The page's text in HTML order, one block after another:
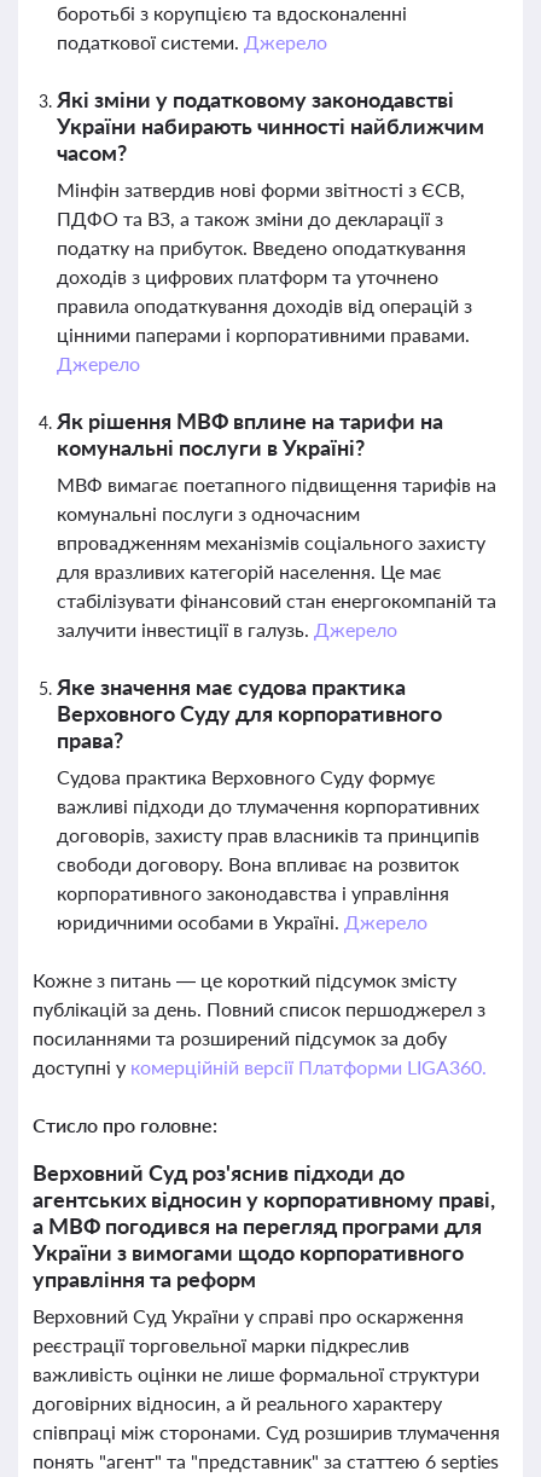
боротьбі з корупцією та вдосконаленні
податкової системи. Джерело
Які зміни у податковому законодавстві
України набирають чинності найближчим
часом?
Мінфін затвердив нові форми звітності з ЄСВ,
ПДФО та ВЗ, а також зміни до декларації з
податку на прибуток. Введено оподаткування
доходів з цифрових платформ та уточнено
правила оподаткування доходів від операцій з
цінними паперами і корпоративними правами.
Джерело
Як рішення МВФ вплине на тарифи на
комунальні послуги в Україні?
МВФ вимагає поетапного підвищення тарифів на
комунальні послуги з одночасним
впровадженням механізмів соціального захисту
для вразливих категорій населення. Це має
стабілізувати фінансовий стан енергокомпаній та
залучити інвестиції в галузь. Джерело
Яке значення має судова практика
Верховного Суду для корпоративного
права?
Судова практика Верховного Суду формує
важливі підходи до тлумачення корпоративних
договорів, захисту прав власників та принципів
свободи договору. Вона впливає на розвиток
корпоративного законодавства і управління
юридичними особами в Україні. Джерело
Кожне з питань — це короткий підсумок змісту
публікацій за день. Повний список першоджерел з
посиланнями та розширений підсумок за добу
доступні у комерційній версії Платформи LIGA360.
Стисло про головне:
Верховний Суд роз'яснив підходи до
агентських відносин у корпоративному праві,
а МВФ погодився на перегляд програми для
України з вимогами щодо корпоративного
управління та реформ
Верховний Суд України у справі про оскарження
реєстрації торговельної марки підкреслив
важливість оцінки не лише формальної структури
договірних відносин, а й реального характеру
співпраці між сторонами. Суд розширив тлумачення
понять "агент" та "представник" за статтею 6 septies